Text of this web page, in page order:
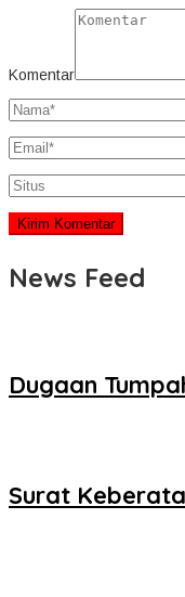
Komentar
News Feed
Dugaan
Surat